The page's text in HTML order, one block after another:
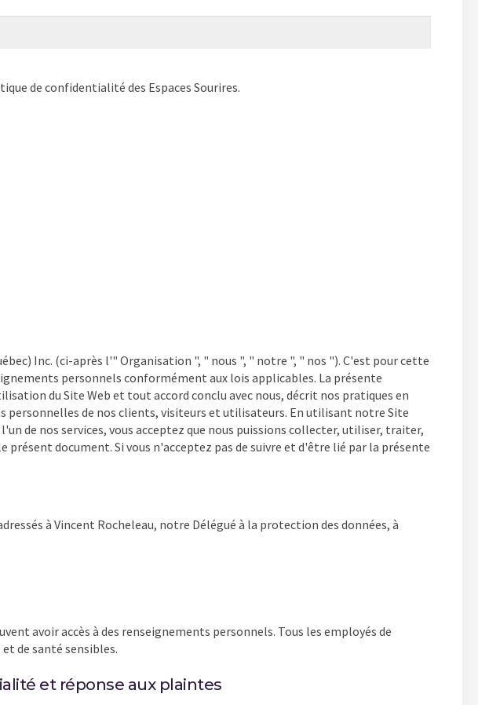
de confidentialité des Espaces Sourires.
Inc. (ci-après l'" Organisation ", " nous ", " notre ", " nos "). C'est pour cette
personnels conformément aux lois applicables. La présente
du Site Web et tout accord conclu avec nous, décrit nos pratiques en
de nos clients, visiteurs et utilisateurs. En utilisant notre Site
de nos services, vous acceptez que nous puissions collecter, utiliser, traiter,
document. Si vous n'acceptez pas de suivre et d'être lié par la présente
à Vincent Rocheleau, notre Délégué à la protection des données, à
avoir accès à des renseignements personnels. Tous les employés de
de santé sensibles.
et réponse aux plaintes